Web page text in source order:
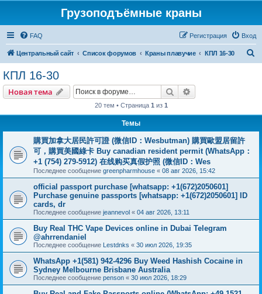
Грузоподъёмные краны
FAQ Вход
Регистрация
Центральный сайт Список форумов Краны плавучие КПЛ 16-30
КПЛ 16-30
Новая тема Поиск
20 тем • Страница 1 из 1
Темы
購買加拿大居民許可證 (微信ID：Wesbutman) 購買歐盟居留許
可，購買美國綠卡 Buy canadian resident permit (WhatsApp：
+1 (754) 279-5912) 在线购买真假护照 (微信ID：Wes
Последнее сообщение greenpharmhouse « 08 авг 2026, 15:42
official passport purchase [whatsapp: +1(672)2050601]
Purchase genuine passports [whatsapp: +1(672)2050601] ID
cards, dr
Последнее сообщение jeannevol « 04 авг 2026, 13:11
Buy Real THC Vape Devices online in Dubai Telegram
@ahrrendaniel
Последнее сообщение Lestdnks « 30 июл 2026, 19:35
WhatsApp +1(581) 942-4296 Buy Weed Hashish Cocaine in
Sydney Melbourne Brisbane Australia
Последнее сообщение penson « 30 июл 2026, 18:29